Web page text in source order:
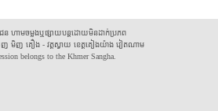
ជន ហាមចម្លងឬផ្សាយបន្តដោយមិនដាក់ប្រភព
ញ គឿង - វត្តស្វាយ ខេត្តគៀងយ៉ាង វៀតណាម
belongs to the Khmer Sangha.